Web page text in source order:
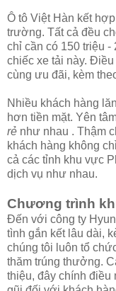
Ô tô Việt Hàn kết
trường. Tất cả đều
chỉ cần có 150 triệu
chiếc xe tải này.
cùng ưu đãi, kèm
Nhiều khách hàng
hơn tiền mặt. Yên
rẻ như nhau . Thậm
khách hàng không
cả các tỉnh khu vực
dịch vụ như nhau.
Chương trình
Đến với công ty
tình gắn kết lâu dài,
chúng tôi luôn tổ
thăm trúng thưởng.
thiệu, đây chính điều